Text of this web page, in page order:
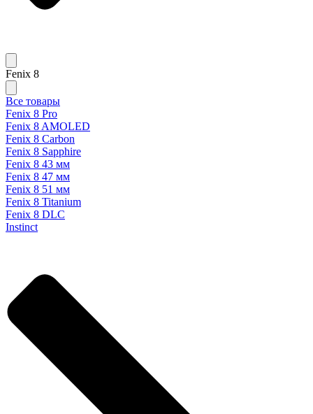
Fenix 8
Все товары
Fenix 8 Pro
Fenix 8 AMOLED
Fenix 8 Carbon
Fenix 8 Sapphire
Fenix 8 43 мм
Fenix 8 47 мм
Fenix 8 51 мм
Fenix 8 Titanium
Fenix 8 DLC
Instinct